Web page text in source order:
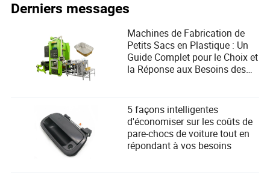
Derniers messages
Machines de Fabrication de
Petits Sacs en Plastique : Un
Guide Complet pour le Choix et
la Réponse aux Besoins des
5 façons intelligentes
d'économiser sur les coûts de
pare-chocs de voiture tout en
répondant à vos besoins